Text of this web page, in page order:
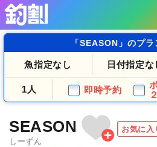
「SEASON」のプ
魚指定なし 日付指定な
1人 即時予約
SEASON
しーずん
お気に入